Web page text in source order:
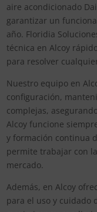
aire acondicionado
garantizar un
año. Floridia
técnica en Alcoy
para resolver
Nuestro equipo en
configuración,
complejas,
Alcoy funcione
y formación continua
permite trabajar con
mercado.
Además, en Alcoy
para el uso y cuidado